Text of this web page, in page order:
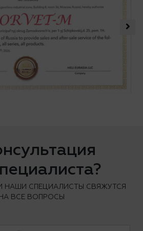
НАШИ СПЕЦИАЛИСТЫ СВЯЖУТСЯ
ВСЕ ВОПРОСЫ